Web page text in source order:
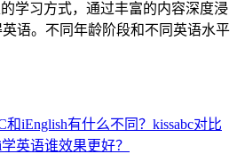
学习方式，通过丰富的内容深度浸
语。不同年龄阶段和不同英语水平